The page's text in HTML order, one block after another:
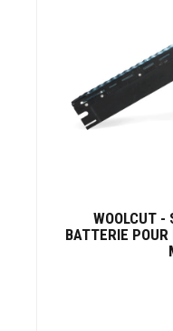
WOOLCUT -
BATTERIE